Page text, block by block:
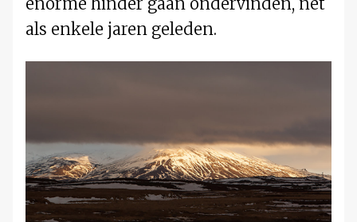
als enkele jaren geleden.